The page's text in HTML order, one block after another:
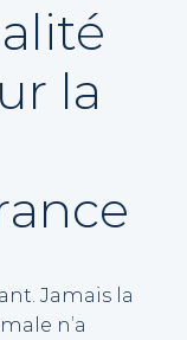
la
Jamais la
n’a